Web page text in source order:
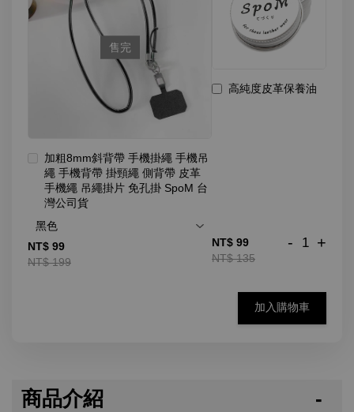
售完
加粗8mm斜背帶 手機掛繩 手機吊
繩 手機背帶 掛頸繩 側背帶 皮革
手機繩 吊繩掛片 免孔掛 SpoM 台
灣公司貨
NT$ 99
NT$ 199
高純度皮革保養油
NT$ 99
NT$ 135
- +
加入購物車
商品介紹